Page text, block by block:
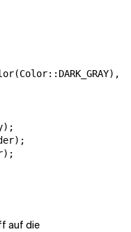
auf die